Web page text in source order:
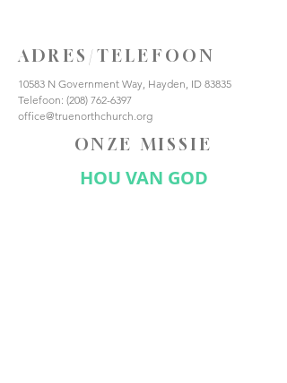
ADRES/TELEFOON
10583 N Government Way, Hayden, ID 83835
Telefoon: (208) 762-6397
office@truenorthchurch.org
ONZE MISSIE
HOU VAN GOD